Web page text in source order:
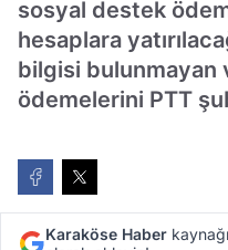
sosyal destek
hesaplara
bilgisi bulunmayan
ödemelerini PTT
Karaköse Haber